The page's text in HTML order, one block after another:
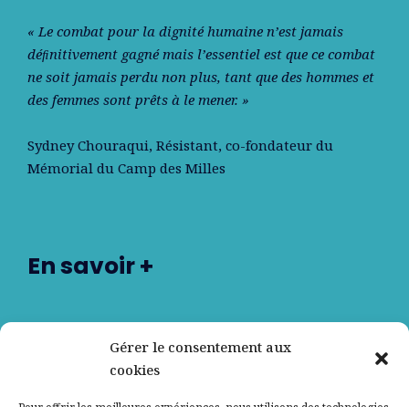
Gérer le consentement aux
cookies
« Le combat pour la dignité humaine n’est jamais
déﬁnitivement gagné mais l’essentiel est que ce combat
ne soit jamais perdu non plus, tant que des hommes et
des femmes sont prêts à le mener. »
Sydney Chouraqui, Résistant, co-fondateur du
Mémorial du Camp des Milles
En savoir +
Nos partenaires